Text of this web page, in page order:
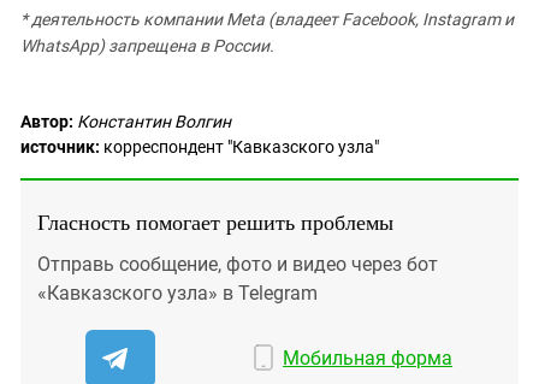
* деятельность компании Meta (владеет Facebook, Instagram и
WhatsApp) запрещена в России.
Автор: Константин Волгин
источник: корреспондент "Кавказского узла"
Гласность помогает решить проблемы
Отправь сообщение, фото и видео через бот
«Кавказского узла» в Telegram
Мобильная форма